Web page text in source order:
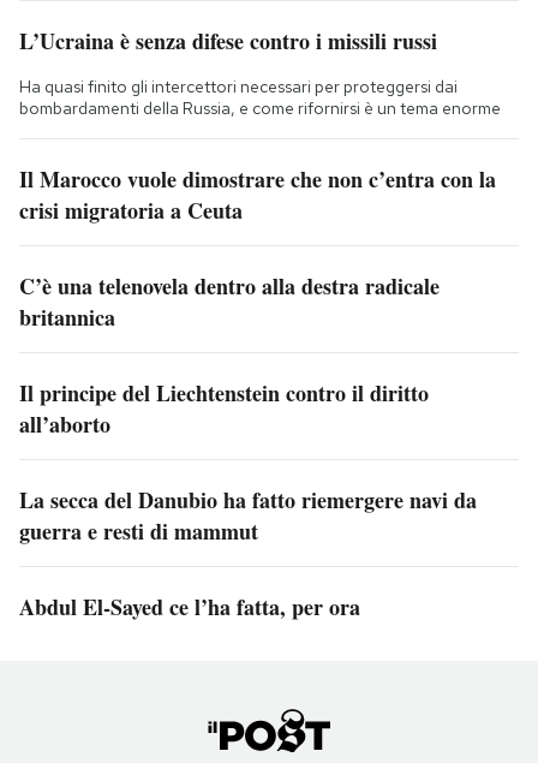
L’Ucraina è senza difese contro i missili russi
Ha quasi finito gli intercettori necessari per proteggersi dai
bombardamenti della Russia, e come rifornirsi è un tema enorme
Il Marocco vuole dimostrare che non c’entra con la
crisi migratoria a Ceuta
C’è una telenovela dentro alla destra radicale
britannica
Il principe del Liechtenstein contro il diritto
all’aborto
La secca del Danubio ha fatto riemergere navi da
guerra e resti di mammut
Abdul El-Sayed ce l’ha fatta, per ora